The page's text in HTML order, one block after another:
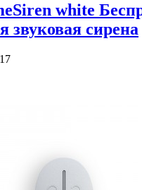
white
звуковая сирена